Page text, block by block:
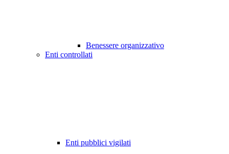
Benessere organizzativo
Enti controllati
Enti pubblici vigilati